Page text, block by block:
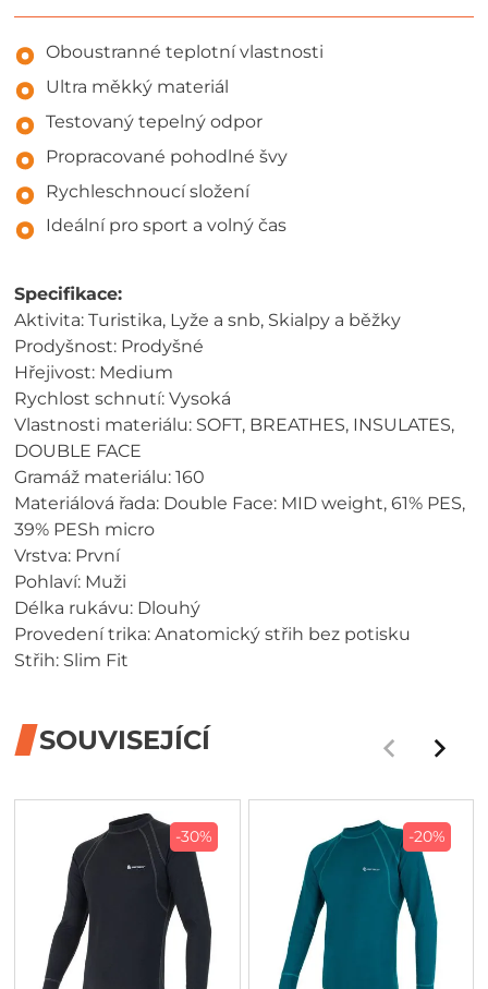
Oboustranné teplotní vlastnosti
Ultra měkký materiál
Testovaný tepelný odpor
Propracované pohodlné švy
Rychleschnoucí složení
Ideální pro sport a volný čas
Specifikace:
Aktivita: Turistika, Lyže a snb, Skialpy a běžky
Prodyšnost: Prodyšné
Hřejivost: Medium
Rychlost schnutí: Vysoká
Vlastnosti materiálu: SOFT, BREATHES, INSULATES,
DOUBLE FACE
Gramáž materiálu: 160
Materiálová řada: Double Face: MID weight, 61% PES,
39% PESh micro
Vrstva: První
Pohlaví: Muži
Délka rukávu: Dlouhý
Provedení trika: Anatomický střih bez potisku
Střih: Slim Fit
SOUVISEJÍCÍ
-30% -20%